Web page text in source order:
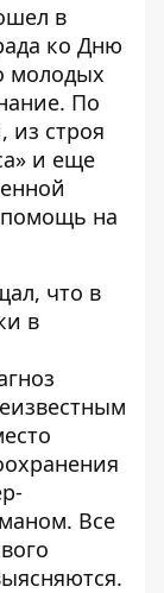
в
ко Дню
молодых
По
из строя
и еще
на
что в
в
Все